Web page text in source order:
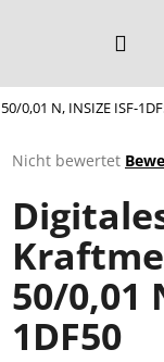
0,01 N, INSIZE ISF-
Die
Produktbewertung
ist
0,0
von
5
Sternen.
Nicht bewertet
50/0,01
1DF50